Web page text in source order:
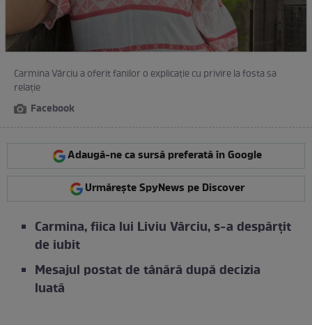
Carmina Vârciu a oferit fanilor o explicație cu privire la fosta sa
relație
Facebook
Adaugă-ne ca sursă preferată în Google
Urmărește SpyNews pe Discover
Carmina, fiica lui Liviu Vârciu, s-a despărțit
de iubit
Mesajul postat de tânără după decizia
luată